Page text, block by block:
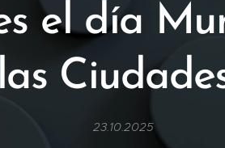
el día
las
23.10.2025